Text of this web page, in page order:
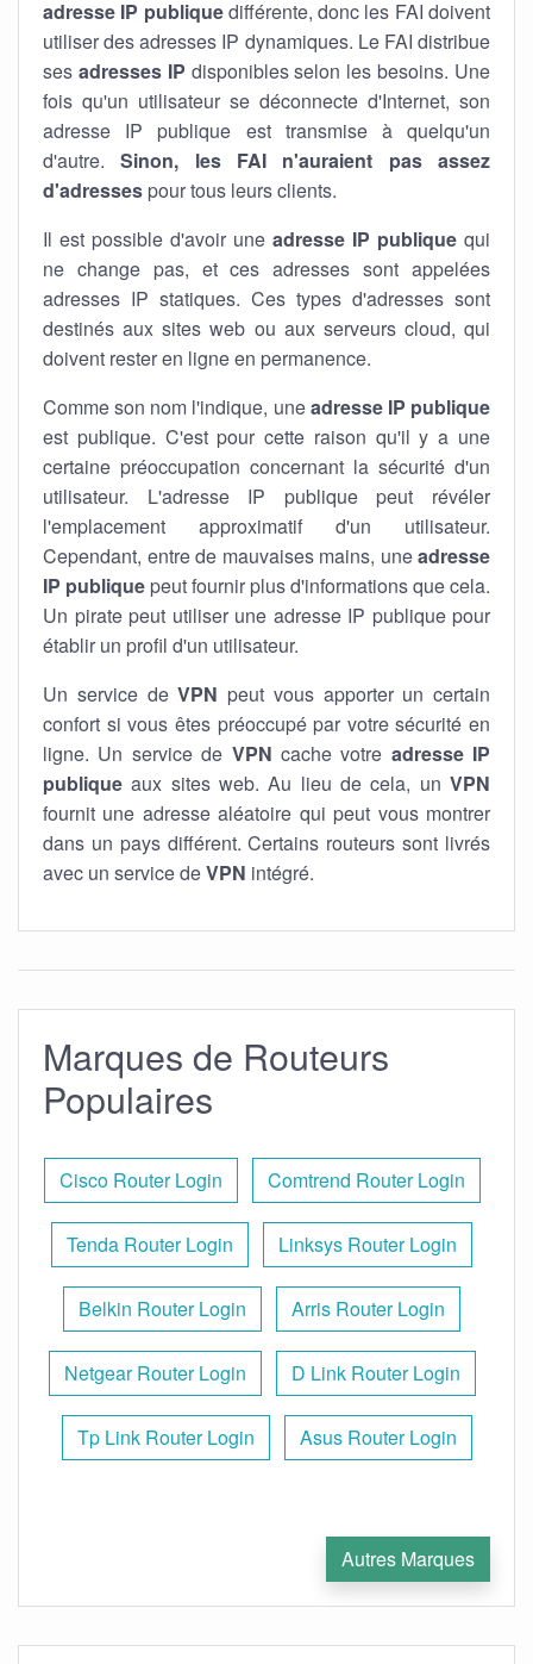
adresse IP publiquedifférente, donc les FAI doivent
utiliser des adresses IP dynamiques. Le FAI distribue
ses adresses IP disponibles selon les besoins. Une
fois qu'un utilisateur se déconnecte d'Internet, son
adresse IP publique est transmise à quelqu'un
d'autre.Sinon, les FAI n'auraient pas assez
d'adresses pour tous leurs clients.
Il est possible d'avoir une adresse IP publique qui
ne change pas, et ces adresses sont appelées
adresses IP statiques. Ces types d'adresses sont
destinés aux sites web ou aux serveurs cloud, qui
doivent rester en ligne en permanence.
Comme son nom l'indique, uneadresse IP publique
est publique. C'est pour cette raison qu'il y a une
certaine préoccupation concernant la sécurité d'un
utilisateur. L'adresse IP publique peut révéler
l'emplacement approximatif d'un utilisateur.
Cependant, entre de mauvaises mains, uneadresse
IP publique peut fournir plus d'informations que cela.
Un pirate peut utiliser une adresse IP publique pour
établir un profil d'un utilisateur.
Un service deVPN peut vous apporter un certain
confort si vous êtes préoccupé par votre sécurité en
ligne. Un service de VPN cache votre adresse IP
publique aux sites web. Au lieu de cela, un VPN
fournit une adresse aléatoire qui peut vous montrer
dans un pays différent. Certains routeurs sont livrés
avec un service deVPN intégré.
Marques de Routeurs
Populaires
Cisco Router Login Comtrend Router Login
Tenda Router Login Linksys Router Login
Belkin Router Login Arris Router Login
Netgear Router Login D Link Router Login
Tp Link Router Login Asus Router Login
Autres Marques